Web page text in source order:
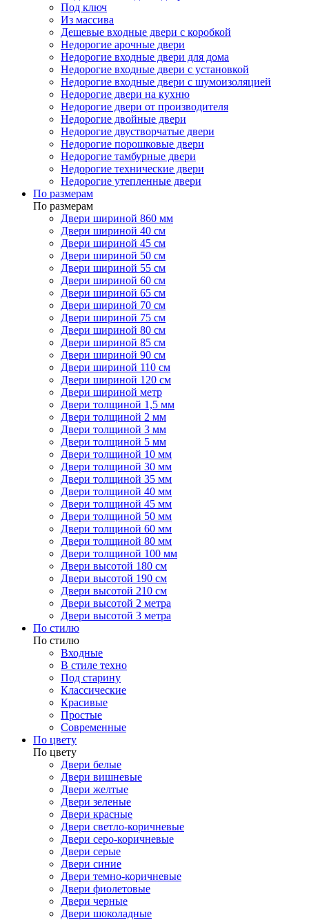
Под ключ
Из массива
Дешевые входные двери с коробкой
Недорогие арочные двери
Недорогие входные двери для дома
Недорогие входные двери с установкой
Недорогие входные двери с шумоизоляцией
Недорогие двери на кухню
Недорогие двери от производителя
Недорогие двойные двери
Недорогие двустворчатые двери
Недорогие порошковые двери
Недорогие тамбурные двери
Недорогие технические двери
Недорогие утепленные двери
По размерам
По размерам
Двери шириной 860 мм
Двери шириной 40 см
Двери шириной 45 см
Двери шириной 50 см
Двери шириной 55 см
Двери шириной 60 см
Двери шириной 65 см
Двери шириной 70 см
Двери шириной 75 см
Двери шириной 80 см
Двери шириной 85 см
Двери шириной 90 см
Двери шириной 110 см
Двери шириной 120 см
Двери шириной метр
Двери толщиной 1,5 мм
Двери толщиной 2 мм
Двери толщиной 3 мм
Двери толщиной 5 мм
Двери толщиной 10 мм
Двери толщиной 30 мм
Двери толщиной 35 мм
Двери толщиной 40 мм
Двери толщиной 45 мм
Двери толщиной 50 мм
Двери толщиной 60 мм
Двери толщиной 80 мм
Двери толщиной 100 мм
Двери высотой 180 см
Двери высотой 190 см
Двери высотой 210 см
Двери высотой 2 метра
Двери высотой 3 метра
По стилю
По стилю
Входные
В стиле техно
Под старину
Классические
Красивые
Простые
Современные
По цвету
По цвету
Двери белые
Двери вишневые
Двери желтые
Двери зеленые
Двери красные
Двери светло-коричневые
Двери серо-коричневые
Двери серые
Двери синие
Двери темно-коричневые
Двери фиолетовые
Двери черные
Двери шоколадные